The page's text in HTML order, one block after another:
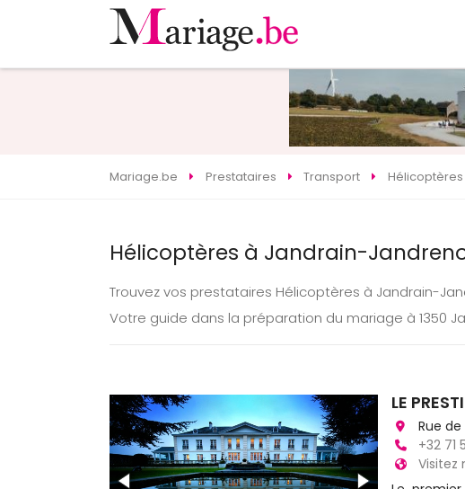
Mariage.be Prestataires Transport Hélicoptères
Hélicoptères à Jandrain-
Trouvez vos prestataires Hélicoptères à Jandrain-
Votre guide dans la préparation du mariage à 1350
LE
Rue
+32 71
Visitez